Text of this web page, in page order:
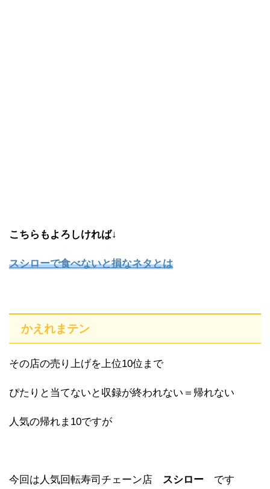
こちらもよろしければ↓
スシローで食べないと損なネタとは
かえれまテン
その店の売り上げを上位10位まで
ぴたりと当てないと収録が終われない＝帰れない
人気の帰れま10ですが
今回は人気回転寿司チェーン店 スシロー です